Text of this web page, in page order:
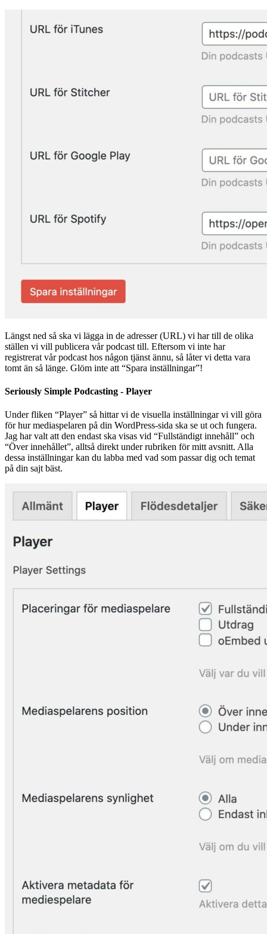
Längst ned så ska vi lägga in de adresser (URL) vi har till de olika
ställen vi vill publicera vår podcast till. Eftersom vi inte har
registrerat vår podcast hos någon tjänst ännu, så låter vi detta vara
tomt än så länge. Glöm inte att “Spara inställningar”!
Seriously Simple Podcasting - Player
Under fliken “Player” så hittar vi de visuella inställningar vi vill göra
för hur mediaspelaren på din WordPress-sida ska se ut och fungera.
Jag har valt att den endast ska visas vid “Fullständigt innehåll” och
“Över innehållet”, alltså direkt under rubriken för mitt avsnitt. Alla
dessa inställningar kan du labba med vad som passar dig och temat
på din sajt bäst.